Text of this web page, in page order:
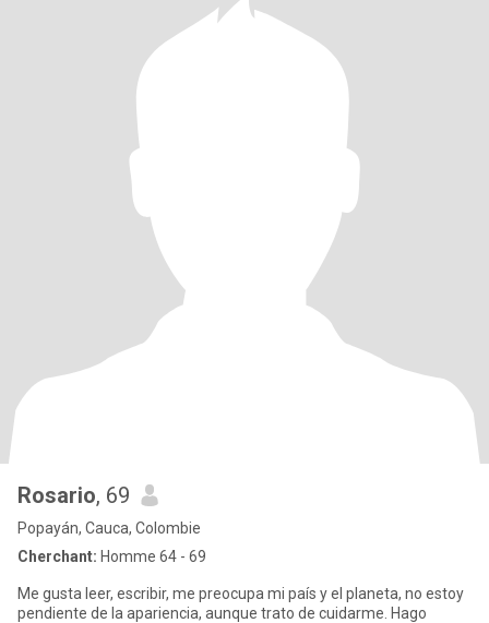
Rosario, 69
Popayán, Cauca, Colombie
Cherchant: Homme 64 - 69
Me gusta leer, escribir, me preocupa mi país y el planeta, no estoy
pendiente de la apariencia, aunque trato de cuidarme. Hago